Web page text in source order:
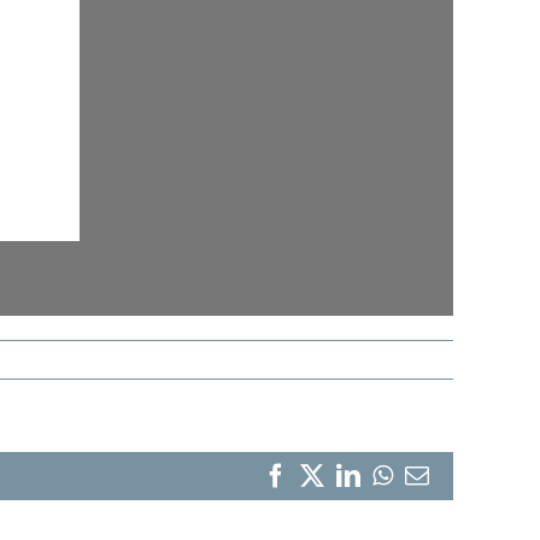
Facebook
X LinkedIn
WhatsApp
Correo
electrónico